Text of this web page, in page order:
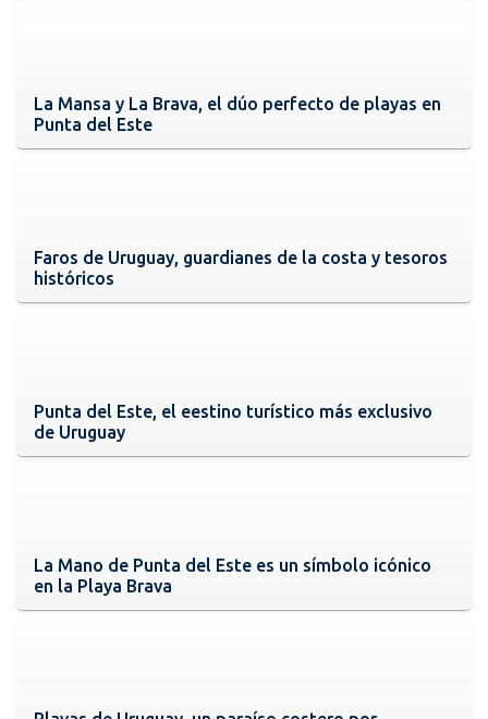
La Mansa y La Brava, el dúo perfecto de playas en
Punta del Este
Faros de Uruguay, guardianes de la costa y tesoros
históricos
Punta del Este, el eestino turístico más exclusivo
de Uruguay
La Mano de Punta del Este es un símbolo icónico
en la Playa Brava